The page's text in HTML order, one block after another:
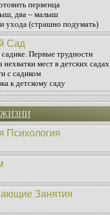
первенца
два – малыш
ухода (страшно подумать)
Сад
Первые трудности
нехватки мест в детских садах
с садиком
к детскому саду
Психология
Занятия